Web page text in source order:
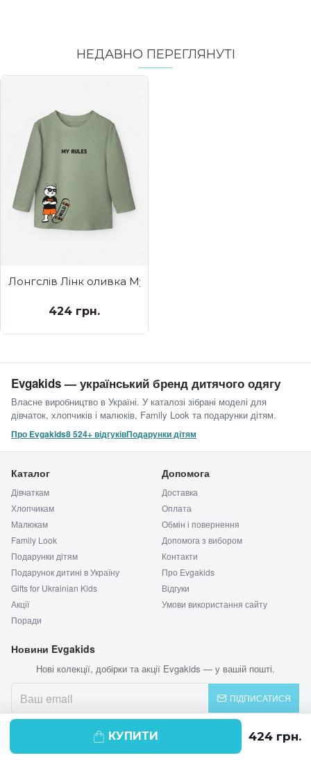
КУПИТИ
НЕДАВНО ПЕРЕГЛЯНУТI
Лонгслів Лінк оливка My Rules
424 грн.
Evgakids — український бренд дитячого одягу
Власне виробництво в Україні. У каталозі зібрані моделі для
дівчаток, хлопчиків і малюків, Family Look та подарунки дітям.
Про Evgakids8 524+ відгуківПодарунки дітям
Каталог
Дівчаткам
Хлопчикам
Малюкам
Family Look
Подарунки дітям
Подарунок дитині в Україну
Gifts for Ukrainian Kids
Акції
Поради
Допомога
Доставка
Оплата
Обмін і повернення
Допомога з вибором
Контакти
Про Evgakids
Відгуки
Умови використання сайту
Новини Evgakids
Нові колекції, добірки та акції Evgakids — у вашій пошті.
ПІДПИСАТИСЯ